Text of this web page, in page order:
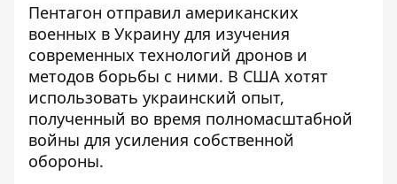
Пентагон отправил американских
военных в Украину для изучения
современных технологий дронов и
методов борьбы с ними. В США хотят
использовать украинский опыт,
полученный во время полномасштабной
войны для усиления собственной
обороны.